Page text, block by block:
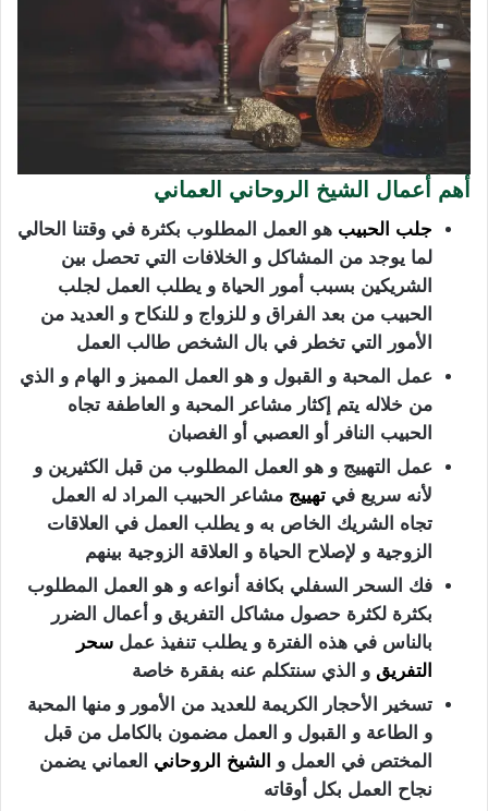
أهم أعمال الشيخ الروحاني العماني
جلب الحبيب هو العمل المطلوب بكثرة في وقتنا الحالي
لما يوجد من المشاكل و الخلافات التي تحصل بين
الشريكين بسبب أمور الحياة و يطلب العمل لجلب
الحبيب من بعد الفراق و للزواج و للنكاح و العديد من
الأمور التي تخطر في بال الشخص طالب العمل
عمل المحبة و القبول و هو العمل المميز و الهام و الذي
من خلاله يتم إكثار مشاعر المحبة و العاطفة تجاه
الحبيب النافر أو العصبي أو الغصبان
عمل التهييج و هو العمل المطلوب من قبل الكثيرين و
لأنه سريع في تهييج مشاعر الحبيب المراد له العمل
تجاه الشريك الخاص به و يطلب العمل في العلاقات
الزوجية و لإصلاح الحياة و العلاقة الزوجية بينهم
فك السحر السفلي بكافة أنواعه و هو العمل المطلوب
بكثرة لكثرة حصول مشاكل التفريق و أعمال الضرر
بالناس في هذه الفترة و يطلب تنفيذ عمل سحر
التفريق و الذي سنتكلم عنه بفقرة خاصة
تسخير الأحجار الكريمة للعديد من الأمور و منها المحبة
و الطاعة و القبول و العمل مضمون بالكامل من قبل
المختص في العمل و الشيخ الروحاني العماني يضمن
نجاح العمل بكل أوقاته